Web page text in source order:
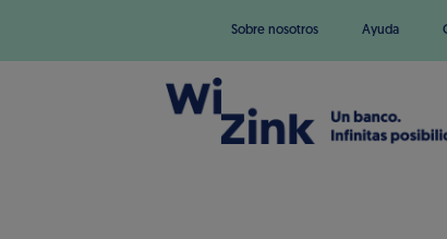
Sobre nosotros Ayuda